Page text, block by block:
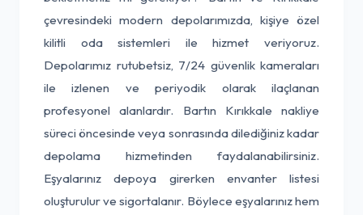
çevresindeki modern depolarımızda, kişiye özel
kilitli oda sistemleri ile hizmet veriyoruz.
Depolarımız rutubetsiz, 7/24 güvenlik kameraları
ile izlenen ve periyodik olarak ilaçlanan
profesyonel alanlardır. Bartın Kırıkkale nakliye
süreci öncesinde veya sonrasında dilediğiniz kadar
depolama hizmetinden faydalanabilirsiniz.
Eşyalarınız depoya girerken envanter listesi
oluşturulur ve sigortalanır. Böylece eşyalarınız hem